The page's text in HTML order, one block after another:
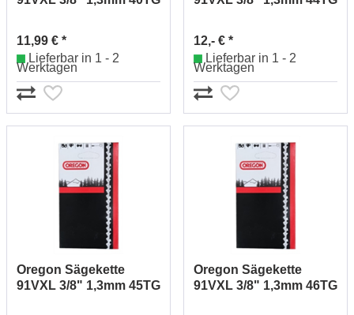
11,99 € *
Lieferbar in 1 - 2
Werktagen
12,- € *
Lieferbar in 1 - 2
Werktagen
Oregon Sägekette
91VXL 3/8" 1,3mm 45TG
Oregon Sägekette
91VXL 3/8" 1,3mm 46TG